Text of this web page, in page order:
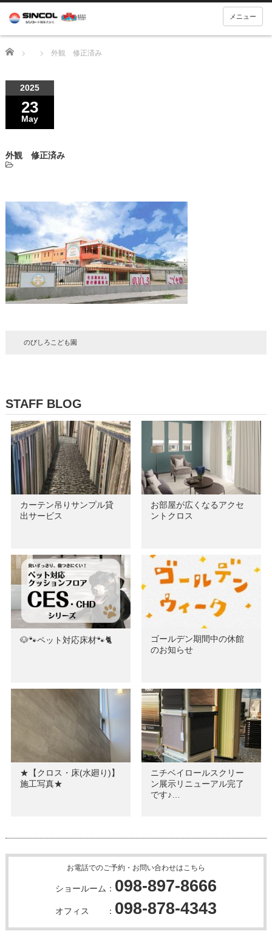
メニュー
Home 外観 修正済み
2025
23
May
外観 修正済み
のびしろこども園
STAFF BLOG
カーテン吊りサンプル貸
出サービス
お部屋が広くなるアクセ
ントクロス
🐶🐾ペット対応床材🐾🐈
ゴールデン期間中の休館
のお知らせ
★【クロス・床(水廻り)】
施工写真★
ニチベイロールスクリー
ン展示リニューアル完了
です♪…
お電話でのご予約・お問い合わせはこちら
ショールーム： 098-897-8666
オフィス ： 098-878-4343